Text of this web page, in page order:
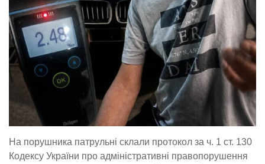
На порушника патрульні склали протокол за ч. 1 ст. 130
Кодексу України про адміністративні правопорушення